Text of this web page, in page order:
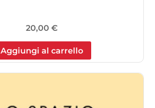
20,00 €
Aggiungi al carrello